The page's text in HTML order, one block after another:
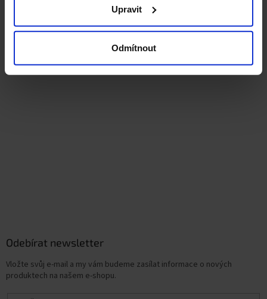
Upravit
Odmítnout
objednavky@prokonzole.cz
Odebírat newsletter
Vložte svůj e-mail a my vám budeme zasílat informace o nových
produktech na našem e-shopu.